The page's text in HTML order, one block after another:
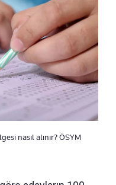
nasıl alınır? ÖSYM